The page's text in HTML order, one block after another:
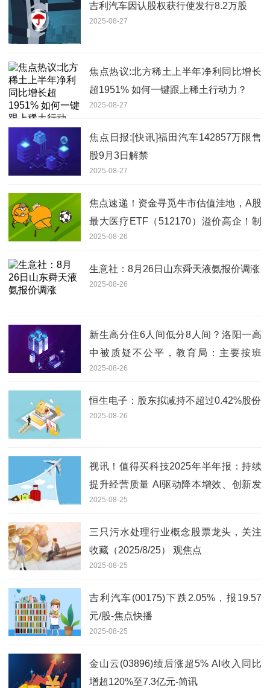
吉利汽车因认股权获行使发行8.2万股
2025-08-27
焦点热议:北方稀土上半年净利同比增长
超1951% 如何一键跟上稀土行动力？
2025-08-27
焦点日报:[快讯]福田汽车142857万限售
股9月3日解禁
2025-08-27
焦点速递！资金寻觅牛市估值洼地，A股
最大医疗ETF（512170）溢价高企！制
药板块基本面坚挺，多股中报业绩翻倍
2025-08-26
生意社：8月26日山东舜天液氨报价调涨
2025-08-26
新生高分住6人间低分8人间？洛阳一高
中被质疑不公平，教育局：主要按班
分，非成绩|最新
2025-08-26
恒生电子：股东拟减持不超过0.42%股份
2025-08-26
视讯！值得买科技2025年半年报：持续
提升经营质量 AI驱动降本增效、创新发
展
2025-08-25
三只污水处理行业概念股票龙头，关注
收藏（2025/8/25） 观焦点
2025-08-25
吉利汽车(00175)下跌2.05%，报19.57
元/股-焦点快播
2025-08-25
金山云(03896)绩后涨超5% AI收入同比
增超120%至7.3亿元-简讯